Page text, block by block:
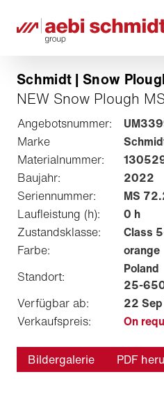
Schmidt | Snow
NEW Snow Plough
Angebotsnummer:
Marke
Materialnummer:
Baujahr:
2022
Seriennummer:
MS
Laufleistung (h):
0 h
Zustandsklasse:
Class
Farbe:
orange
Standort:
Poland
25-
Verfügbar ab:
22
Verkaufspreis:
On
Bildergalerie PDF